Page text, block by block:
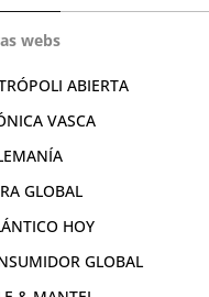
webs
ABIERTA
VASCA
GLOBAL
HOY
GLOBAL